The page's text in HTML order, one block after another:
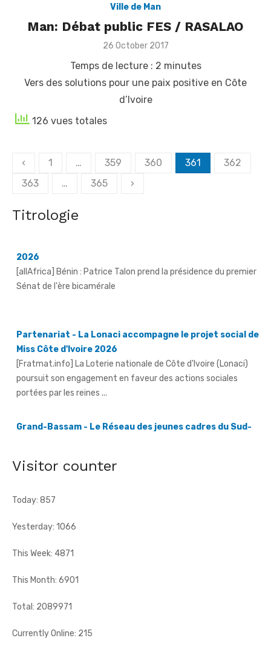
Ville de Man
Man: Débat public FES / RASALAO
Posted
26 October 2017
Temps de lecture : 2 minutes
Vers des solutions pour une paix positive en Côte
d’Ivoire
126 vues totales
Posts
navigation
‹ 1 … 359 360 361
362
363
… 365 ›
Titrologie
Revue de presse de l'Afrique francophone du 07 août
2026
Sénat de l'ère bicamérale
Partenariat - La Lonaci accompagne le projet social de
Miss Côte d'Ivoire 2026
[Fratmat.info] La Loterie nationale de Côte d'Ivoire (Lonaci)
Grand-Bassam - Le Réseau des jeunes cadres du Sud-
Comoé offre du matériel médical à 4 structures
sanitaires
[Fratmat.info] Le Réseau des jeunes cadres du Sud-Comoé,
Visitor counter
Today: 857
Yesterday: 1066
This Week: 4871
This Month: 6901
Total: 2089971
Currently Online: 215